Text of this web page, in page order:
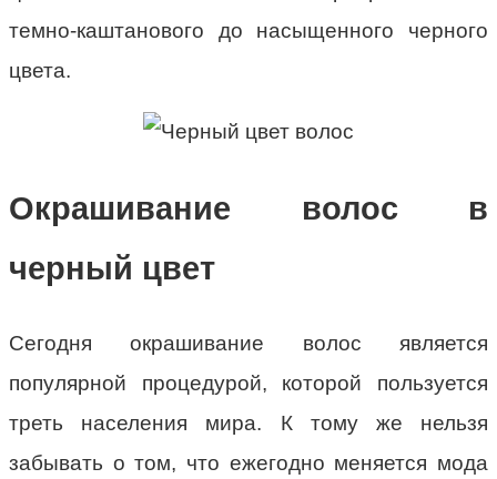
темно-каштанового до насыщенного черного
цвета.
Окрашивание волос в
черный цвет
Сегодня окрашивание волос является
популярной процедурой, которой пользуется
треть населения мира. К тому же нельзя
забывать о том, что ежегодно меняется мода